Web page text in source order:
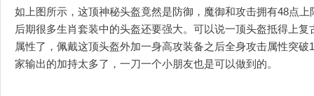
如上图所示，这顶神秘头盔竟然是防御，魔御和攻击拥有48点
后期很多生肖套装中的头盔还要强大。可以说一顶头盔抵得上
属性了，佩戴这顶头盔外加一身高攻装备之后全身攻击属性突
家输出的加持太多了，一刀一个小朋友也是可以做到的。